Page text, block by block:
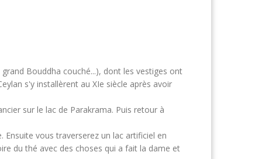
Bouddha couché...), dont les vestiges ont
s'y installèrent au XIe siècle après avoir
sur le lac de Parakrama. Puis retour à
vous traverserez un lac artificiel en
du thé avec des choses qui a fait la dame et